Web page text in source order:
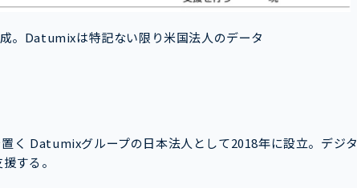
。Datumixは特記ない限り米国法人のデータ
く Datumixグループの日本法人として2018年に設立。デジタ
する。